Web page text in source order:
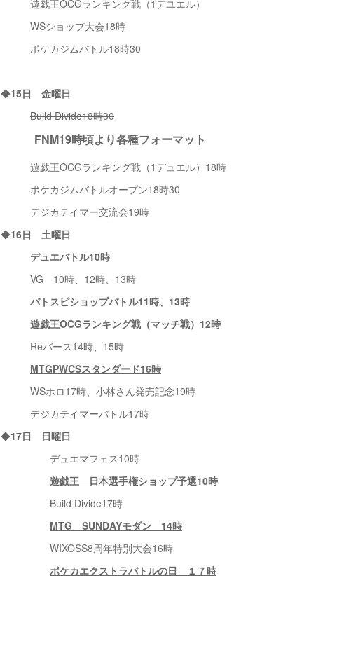
遊戯王OCGランキング戦（1デユエル）
WSショップ大会18時
ポケカジムバトル18時30
◆15日 金曜日
Build Divide18時30
FNM19時頃より各種フォーマット
遊戯王OCGランキング戦（1デュエル）18時
ポケカジムバトルオープン18時30
デジカテイマー交流会19時
◆16日 土曜日
デュエバトル10時
VG 10時、12時、13時
バトスピショップバトル11時、13時
遊戯王OCGランキング戦（マッチ戦）12時
Reバース14時、15時
MTGPWCSスタンダード16時
WSホロ17時、小林さん発売記念19時
デジカテイマーバトル17時
◆17日 日曜日
デュエマフェス10時
遊戯王 日本選手権ショップ予選10時
Build Divide17時
MTG SUNDAYモダン 14時
WIXOSS8周年特別大会16時
ポケカエクストラバトルの日 １７時